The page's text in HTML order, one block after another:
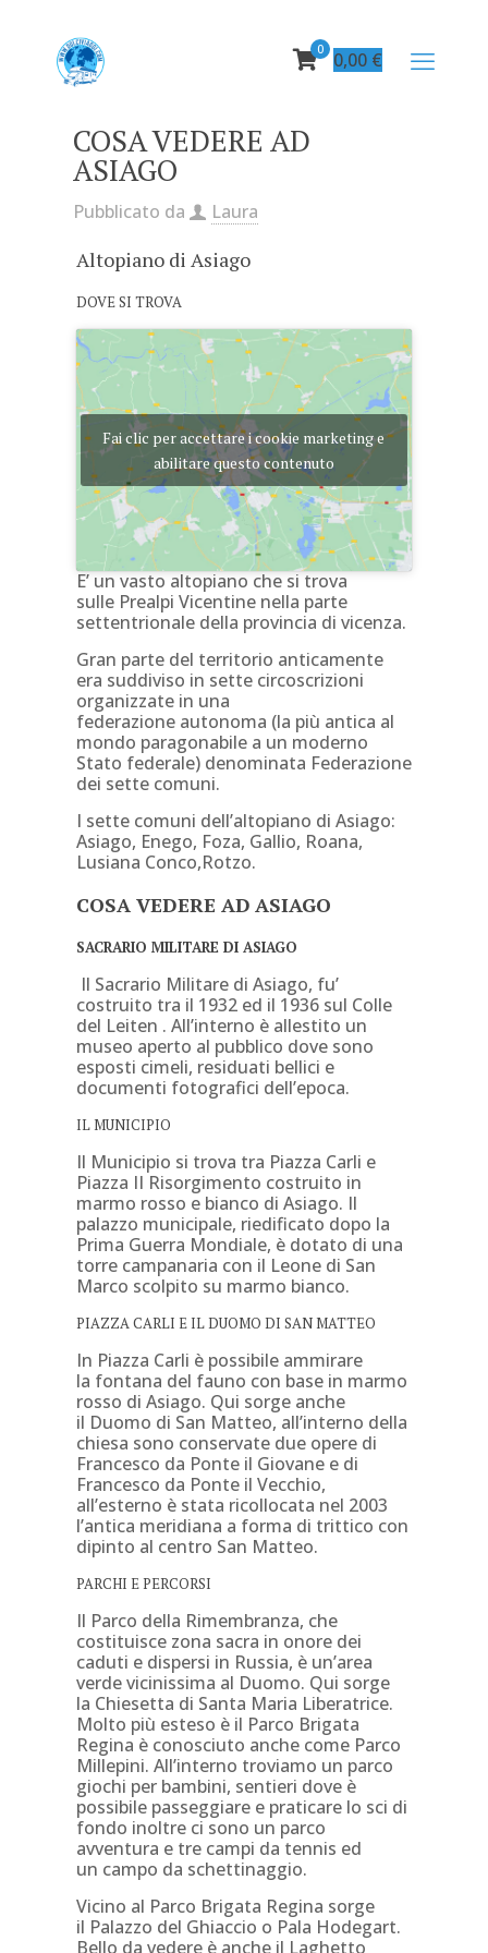
0 0,00 €
COSA VEDERE AD
ASIAGO
Pubblicato da Laura
Altopiano di Asiago
DOVE SI TROVA
Fai clic per accettare i cookie marketing e
abilitare questo contenuto
E’ un vasto altopiano che si trova
sulle Prealpi Vicentine nella parte
settentrionale della provincia di vicenza.
Gran parte del territorio anticamente
era suddiviso in sette circoscrizioni
organizzate in una
federazione autonoma (la più antica al
mondo paragonabile a un moderno
Stato federale) denominata Federazione
dei sette comuni.
I sette comuni dell’altopiano di Asiago:
Asiago, Enego, Foza, Gallio, Roana,
Lusiana Conco,Rotzo.
COSA VEDERE AD ASIAGO
SACRARIO MILITARE DI ASIAGO
Il Sacrario Militare di Asiago, fu’
costruito tra il 1932 ed il 1936 sul Colle
del Leiten . All’interno è allestito un
museo aperto al pubblico dove sono
esposti cimeli, residuati bellici e
documenti fotografici dell’epoca.
IL MUNICIPIO
Il Municipio si trova tra Piazza Carli e
Piazza II Risorgimento costruito in
marmo rosso e bianco di Asiago. Il
palazzo municipale, riedificato dopo la
Prima Guerra Mondiale, è dotato di una
torre campanaria con il Leone di San
Marco scolpito su marmo bianco.
PIAZZA CARLI E IL DUOMO DI SAN MATTEO
In Piazza Carli è possibile ammirare
la fontana del fauno con base in marmo
rosso di Asiago. Qui sorge anche
il Duomo di San Matteo, all’interno della
chiesa sono conservate due opere di
Francesco da Ponte il Giovane e di
Francesco da Ponte il Vecchio,
all’esterno è stata ricollocata nel 2003
l’antica meridiana a forma di trittico con
dipinto al centro San Matteo.
PARCHI E PERCORSI
Il Parco della Rimembranza, che
costituisce zona sacra in onore dei
caduti e dispersi in Russia, è un’area
verde vicinissima al Duomo. Qui sorge
la Chiesetta di Santa Maria Liberatrice.
Molto più esteso è il Parco Brigata
Regina è conosciuto anche come Parco
Millepini. All’interno troviamo un parco
giochi per bambini, sentieri dove è
possibile passeggiare e praticare lo sci di
fondo inoltre ci sono un parco
avventura e tre campi da tennis ed
un campo da schettinaggio.
Vicino al Parco Brigata Regina sorge
il Palazzo del Ghiaccio o Pala Hodegart.
Bello da vedere è anche il Laghetto